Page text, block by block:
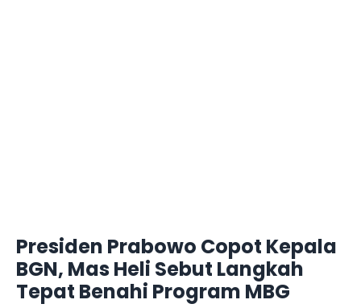
Presiden Prabowo Copot Kepala
BGN, Mas Heli Sebut Langkah
Tepat Benahi Program MBG